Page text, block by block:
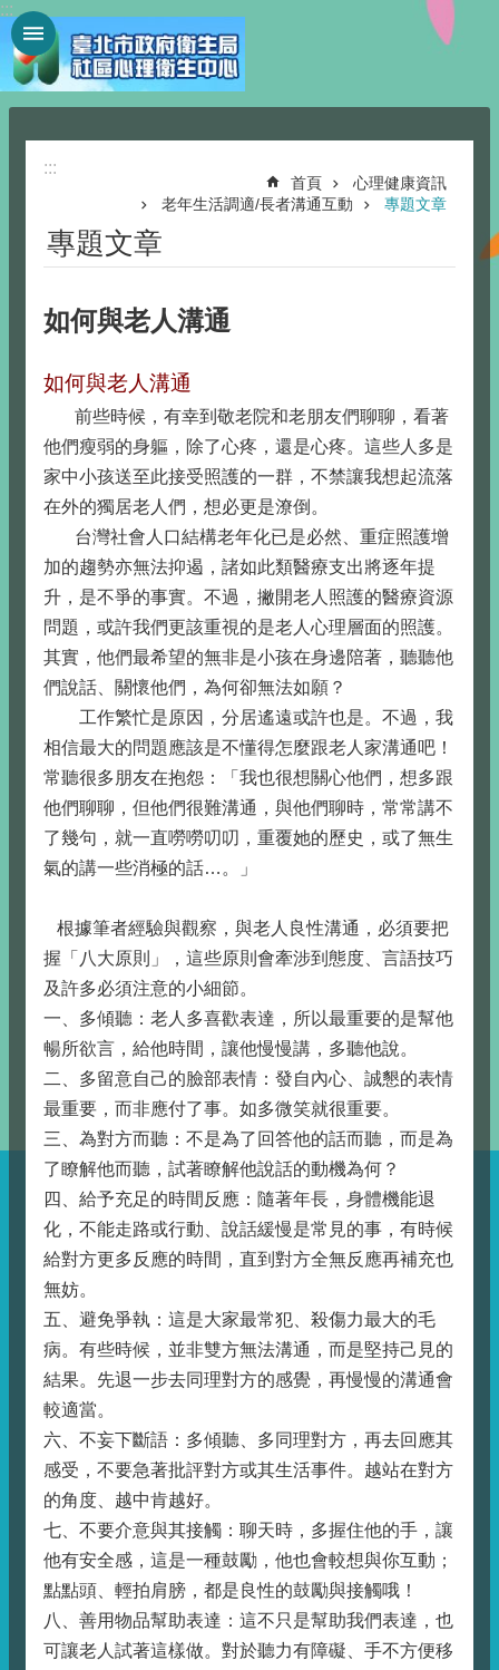
跳到主要內容區塊
:::
:::
首頁
心理健康資訊
老年生活調適/長者溝通互動
專題文章
專題文章
如何與老人溝通
如何與老人溝通
前些時候，有幸到敬老院和老朋友們聊聊，看著
他們瘦弱的身軀，除了心疼，還是心疼。這些人多是
家中小孩送至此接受照護的一群，不禁讓我想起流落
在外的獨居老人們，想必更是潦倒。
台灣社會人口結構老年化已是必然、重症照護增
加的趨勢亦無法抑遏，諸如此類醫療支出將逐年提
升，是不爭的事實。不過，撇開老人照護的醫療資源
問題，或許我們更該重視的是老人心理層面的照護。
其實，他們最希望的無非是小孩在身邊陪著，聽聽他
們說話、關懷他們，為何卻無法如願？
工作繁忙是原因，分居遙遠或許也是。不過，我
相信最大的問題應該是不懂得怎麼跟老人家溝通吧！
常聽很多朋友在抱怨：「我也很想關心他們，想多跟
他們聊聊，但他們很難溝通，與他們聊時，常常講不
了幾句，就一直嘮嘮叨叨，重覆她的歷史，或了無生
氣的講一些消極的話…。」
根據筆者經驗與觀察，與老人良性溝通，必須要把
握「八大原則」，這些原則會牽涉到態度、言語技巧
及許多必須注意的小細節。
一、多傾聽：老人多喜歡表達，所以最重要的是幫他
暢所欲言，給他時間，讓他慢慢講，多聽他說。
二、多留意自己的臉部表情：發自內心、誠懇的表情
最重要，而非應付了事。如多微笑就很重要。
三、為對方而聽：不是為了回答他的話而聽，而是為
了瞭解他而聽，試著瞭解他說話的動機為何？
四、給予充足的時間反應：隨著年長，身體機能退
化，不能走路或行動、說話緩慢是常見的事，有時候
給對方更多反應的時間，直到對方全無反應再補充也
無妨。
五、避免爭執：這是大家最常犯、殺傷力最大的毛
病。有些時候，並非雙方無法溝通，而是堅持己見的
結果。先退一步去同理對方的感覺，再慢慢的溝通會
較適當。
六、不妄下斷語：多傾聽、多同理對方，再去回應其
感受，不要急著批評對方或其生活事件。越站在對方
的角度、越中肯越好。
七、不要介意與其接觸：聊天時，多握住他的手，讓
他有安全感，這是一種鼓勵，他也會較想與你互動；
點點頭、輕拍肩膀，都是良性的鼓勵與接觸哦！
八、善用物品幫助表達：這不只是幫助我們表達，也
可讓老人試著這樣做。對於聽力有障礙、手不方便移